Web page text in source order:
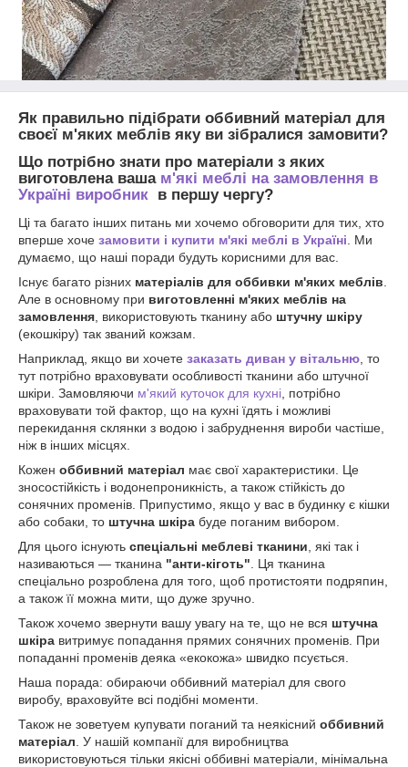
Як правильно підібрати оббивний матеріал для
своєї м'яких меблів яку ви зібралися замовити?
Що потрібно знати про матеріали з яких
виготовленаваша м'які меблі на замовлення в
Україні виробник в першу чергу?
Ці та багато інших питань ми хочемо обговорити для тих, хто
вперше хоче замовити і купити м'які меблі в Україні . Ми
думаємо, що наші поради будуть корисними для вас.
Існує багато різних матеріалів для оббивки м'яких меблів
Але в основному при виготовленні м'яких меблів на
замовлення , використовують тканину або штучну шкіру
(екошкіру) так званий кожзам.
Наприклад, якщо ви хочете заказать диван у вітальню , то
тут потрібно враховувати особливості тканини або штучної
шкіри. Замовляючи м'який куточок для кухні , потрібно
враховувати той фактор, що на кухні їдять і можливі
перекидання склянки з водою і забруднення вироби частіше,
ніж в інших місцях.
Кожен оббивний матеріал має свої характеристики. Це
зносостійкість і водонепроникність, а також стійкість до
сонячних променів. Припустимо, якщо у вас в будинку є кішки
або собаки, то штучна шкіра буде поганим вибором.
Для цього існують спеціальні меблеві тканини , які так і
називаються — тканина "анти-кіготь" . Ця тканина
спеціально розроблена для того, щоб протистояти подряпин,
а також її можна мити, що дуже зручно.
Також хочемо звернути вашу увагу на те, що не вся штучна
шкіра витримує попадання прямих сонячних променів. При
попаданні променів деяка «екокожа» швидко псується.
Наша порада: обираючи оббивний матеріал для свого
виробу, враховуйте всі подібні моменти.
Також не зоветуем купувати поганий та неякісний оббивний
матеріал . У нашій компанії для виробництва
використовуються тільки якісні оббивні матеріали, мінімальна